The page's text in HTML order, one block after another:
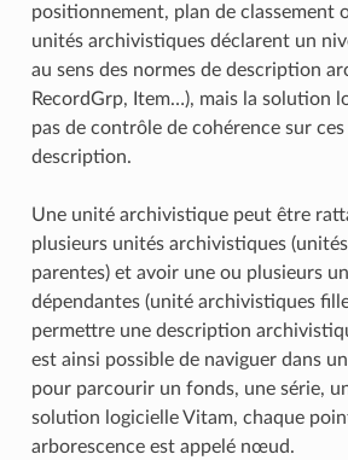
positionnement, plan de classement
unités archivistiques déclarent un
au sens des normes de description
RecordGrp, Item…), mais la solution
pas de contrôle de cohérence sur
description.
Une unité archivistique peut être
plusieurs unités archivistiques
parentes) et avoir une ou plusieurs
dépendantes (unité archivistiques
permettre une description
est ainsi possible de naviguer dans
pour parcourir un fonds, une série,
solution logicielle Vitam, chaque
arborescence est appelé nœud.